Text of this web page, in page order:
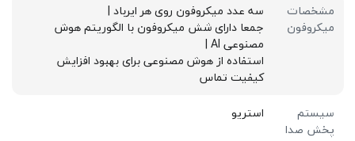
مشخصات
میکروفون
سه عدد میکروفون روی هر ایرباد |
جمعا دارای شش میکروفون با الگوریتم هوش
مصنوعی AI |
استفاده از هوش مصنوعی برای بهبود افزایش
کیفیت تماس
سیستم
پخش صدا
استریو